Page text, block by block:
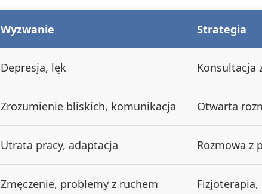
Wyzwanie Strategia
Depresja, lęk Konsultacja
Zrozumienie bliskich, komunikacja Otwarta
Utrata pracy, adaptacja Rozmowa z
Zmęczenie, problemy z ruchem